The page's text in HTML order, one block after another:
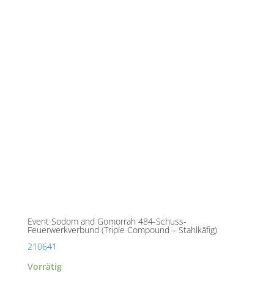
Event Sodom and Gomorrah 484-Schuss-
Feuerwerkverbund (Triple Compound – Stahlkäfig)
210641
Vorrätig